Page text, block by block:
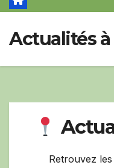
Actualités
Retrouvez